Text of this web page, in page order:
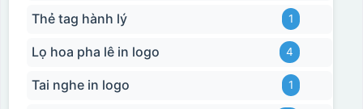
Thẻ tag hành lý 1
Lọ hoa pha lê in logo 4
Tai nghe in logo 1